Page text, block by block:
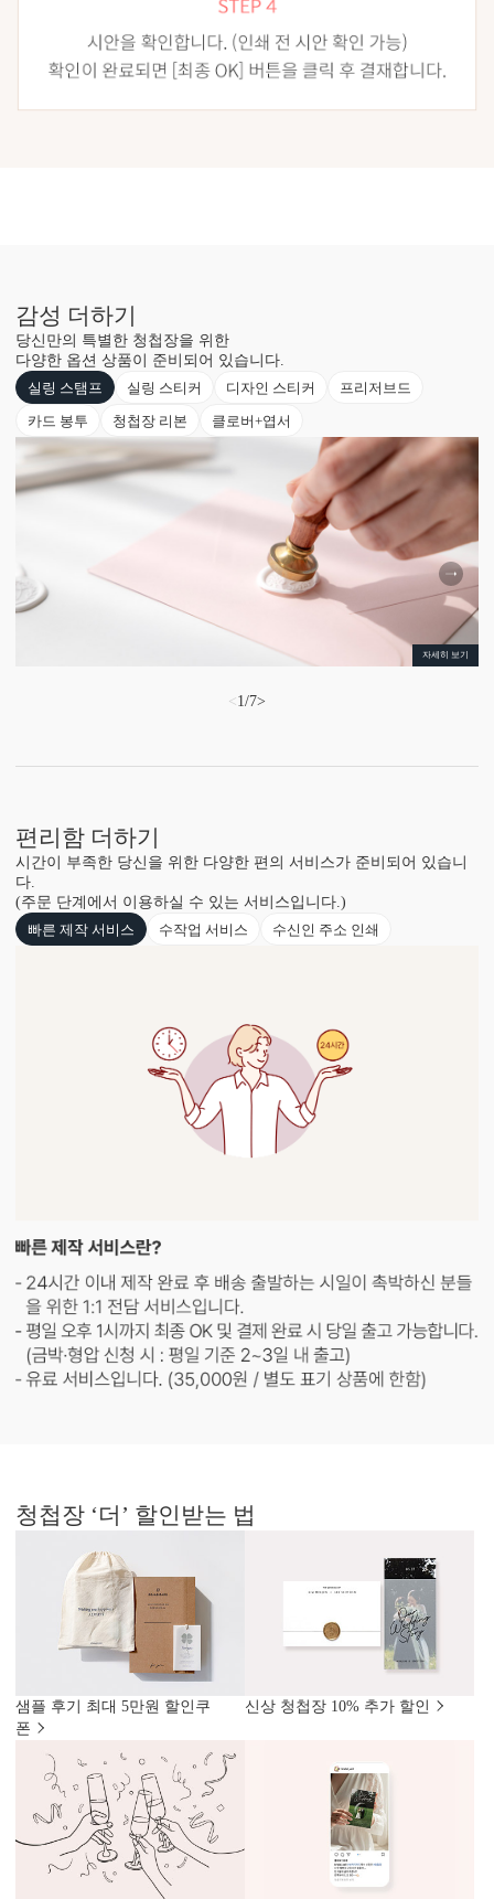
감성 더하기
당신만의 특별한 청첩장을 위한
다양한 옵션 상품이 준비되어 있습니다.
실링 스탬프
실링 스티커 디자인 스티커
프리저브드
카드 봉투
청첩장 리본 클로버+엽서
자세히 보기
<1/7>
편리함 더하기
시간이 부족한 당신을 위한 다양한 편의 서비스가 준비되어 있습니
다.
(주문 단계에서 이용하실 수 있는 서비스입니다.)
빠른 제작 서비스
수작업 서비스 수신인 주소 인쇄
청첩장 ‘더’ 할인받는 법
샘플 후기 최대 5만원 할인쿠
폰
신상 청첩장 10% 추가 할인